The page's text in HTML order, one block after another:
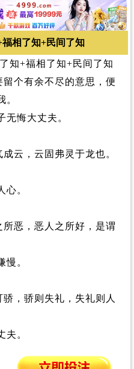
相了知+民间了知
知+福相了知+民间了知
个有余不尽的意思，便
无悔大丈夫。
云，云固弗灵于龙也。
心。
恶，恶人之所好，是谓
慢。
，骄则失礼，失礼则人
夫。